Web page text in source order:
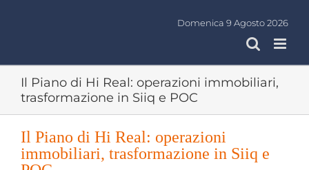
Domenica 9 Agosto 2026
Il Piano di Hi Real: operazioni immobiliari,
trasformazione in Siiq e POC
Il Piano di Hi Real: operazioni
immobiliari, trasformazione in Siiq e